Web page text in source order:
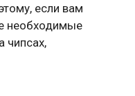
если вам
необходимые
чипсах,